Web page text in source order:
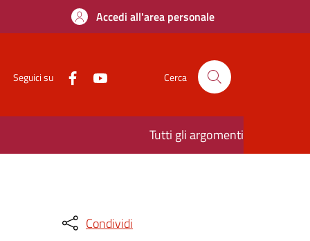
Accedi all'area personale
Seguici su Cerca
Tutti gli argomenti
Condividi